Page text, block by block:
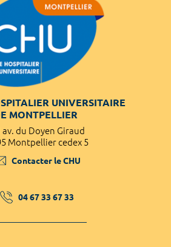
UNIVERSITAIRE
MONTPELLIER
av. du Doyen Giraud
Montpellier cedex 5
Contacter le CHU
04 67 33 67 33